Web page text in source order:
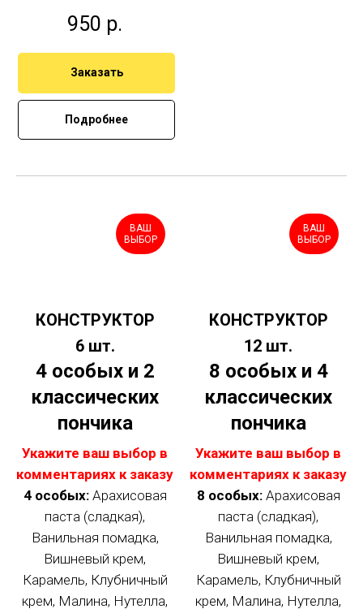
950 р.
Заказать
Подробнее
ВАШ
ВЫБОР
КОНСТРУКТОР
6 шт.
4 особых и 2
классических
пончика
Укажите ваш выбор в
комментариях к заказу
4 особых:Арахисовая
паста (сладкая),
Ванильная помадка,
Вишневый крем,
Карамель, Клубничный
крем, Малина, Нутелла,
ВАШ
ВЫБОР
КОНСТРУКТОР
12 шт.
8 особых и 4
классических
пончика
Укажите ваш выбор в
комментариях к заказу
8 особых:Арахисовая
паста (сладкая),
Ванильная помадка,
Вишневый крем,
Карамель, Клубничный
крем, Малина, Нутелла,